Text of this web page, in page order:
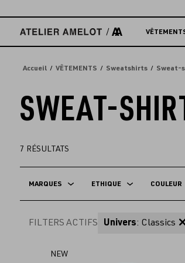
directement
contenu
Accueil VÊTEMENTS Sweatshirts Sweat-
SWEAT-
7 RÉSULTATS
MARQUES ETHIQUE COULEUR
FILTERS ACTIFS Univers: Classics
NEW